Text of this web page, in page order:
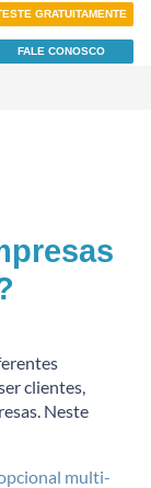
GRATUITAMENTE
FALE CONOSCO
clientes,
Neste
multi-